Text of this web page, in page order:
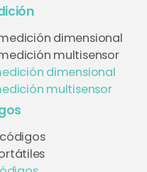
dimensional
multisensor
dimensional
multisensor